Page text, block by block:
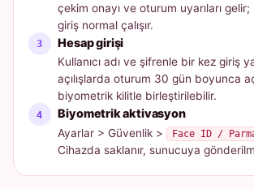
çekim onayı ve oturum uyarıları
giriş normal çalışır.
Hesap girişi
Kullanıcı adı ve şifrenle bir kez giriş
açılışlarda oturum 30 gün boyunca
biyometrik kilitle birleştirilebilir.
Biyometrik aktivasyon
Ayarlar > Güvenlik > Face ID /
Cihazda saklanır, sunucuya